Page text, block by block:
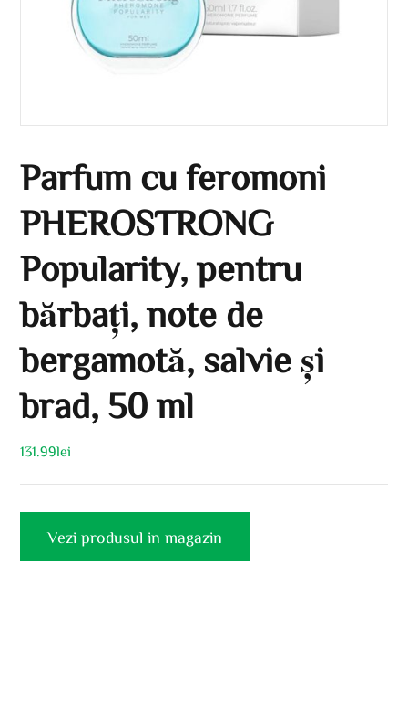
Parfum cu feromoni
PHEROSTRONG
Popularity, pentru
bărbați, note de
bergamotă, salvie și
brad, 50 ml
131.99lei
Vezi produsul in magazin